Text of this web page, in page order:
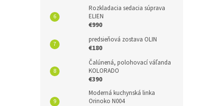
Rozkladacia sedacia súprava
ELIEN
€990
predsieňová zostava OLIN
€180
Čalúnená, polohovací váľanda
KOLORADO
€390
Moderná kuchynská linka
Orinoko N004